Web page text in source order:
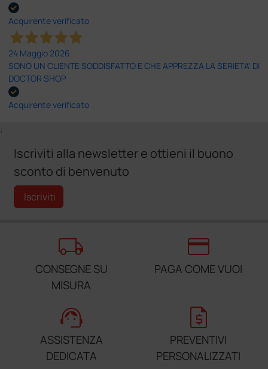
Acquirente verificato
24 Maggio 2026
SONO UN CLIENTE SODDISFATTO E CHE APPREZZA LA SERIETA' DI
DOCTOR SHOP
Acquirente verificato
;
Iscriviti alla newsletter e ottieni il buono
sconto di benvenuto
Iscriviti
local_shipping
CONSEGNE SU
MISURA
credit_card
PAGA COME VUOI
support_agent
ASSISTENZA
DEDICATA
request_quote
PREVENTIVI
PERSONALIZZATI